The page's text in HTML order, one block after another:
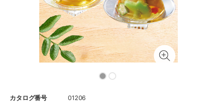
カタログ番号
01206